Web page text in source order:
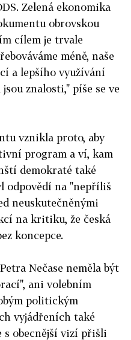
Zelená ekonomika
obrovskou
cílem je trvale
méně, naše
a lepšího využívání
znalosti," píše se ve
vznikla proto, aby
program a ví, kam
demokraté také
odpovědí na "nepříliš
neuskutečněnými
na kritiku, že česká
koncepce.
Nečase neměla být
ani volebním
politickým
vyjádřeních také
s obecnější vizí přišli